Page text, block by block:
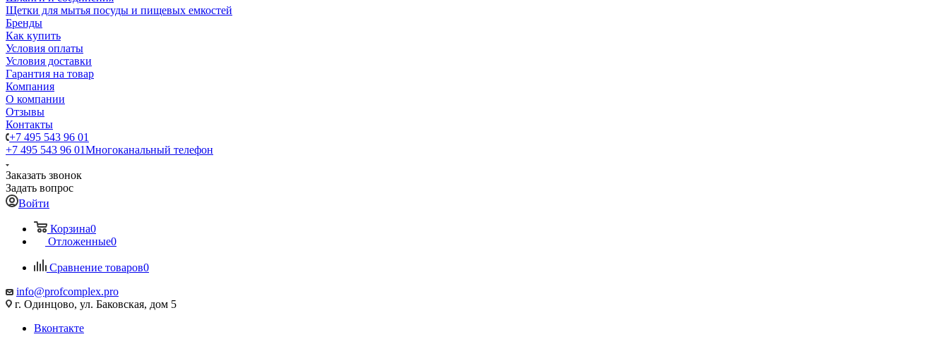
Щетки для мытья посуды и пищевых емкостей
Бренды
Как купить
Условия оплаты
Условия доставки
Гарантия на товар
Компания
О компании
Отзывы
Контакты
+7 495 543 96 01
+7 495 543 96 01Многоканальный телефон
Заказать звонок
Задать вопрос
Войти
Корзина0
Отложенные0
Сравнение товаров0
info@profcomplex.pro
г. Одинцово, ул. Баковская, дом 5
Вконтакте